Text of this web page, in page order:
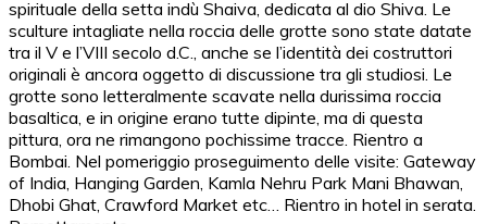
spirituale della setta indù Shaiva, dedicata al dio Shiva. Le
sculture intagliate nella roccia delle grotte sono state datate
tra il V e l’VIII secolo d.C., anche se l’identità dei costruttori
originali è ancora oggetto di discussione tra gli studiosi. Le
grotte sono letteralmente scavate nella durissima roccia
basaltica, e in origine erano tutte dipinte, ma di questa
pittura, ora ne rimangono pochissime tracce. Rientro a
Bombai. Nel pomeriggio proseguimento delle visite: Gateway
of India, Hanging Garden, Kamla Nehru Park Mani Bhawan,
Dhobi Ghat, Crawford Market etc… Rientro in hotel in serata.